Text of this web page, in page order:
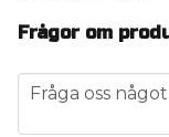
Frågor om
question
Fråga oss